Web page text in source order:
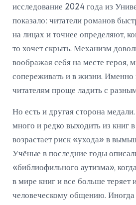
исследование 2024 года из
показало: читатели романов
на лицах и точнее определяют,
то хочет скрыть. Механизм
воображая себя на месте героя,
сопереживать и в жизни. Именно
читателям проще ладить с
Но есть и другая сторона
много и редко выходить из книг в
возрастает риск «ухода» в
Учёные в последние годы
«библиофильного аутизма»,
в мире книг и все больше теряет
человеческому общению. Иногда